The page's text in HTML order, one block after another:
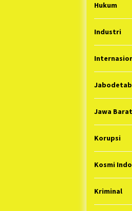
Hukum
Industri
Jawa Barat
Korupsi
Kosmi
Kriminal